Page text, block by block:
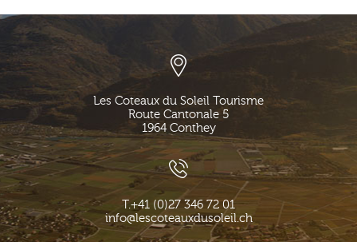
Les Coteaux du Soleil Tourisme
Route Cantonale 5
1964 Conthey
T.+41 (0)27 346 72 01
info@lescoteauxdusoleil.ch